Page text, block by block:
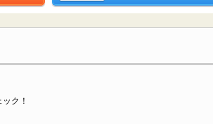
ク！